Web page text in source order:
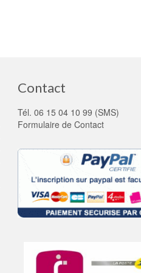
Contact
Tél. 06 15 04 10 99 (SMS)
Formulaire de Contact